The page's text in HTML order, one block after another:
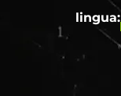
lingua: